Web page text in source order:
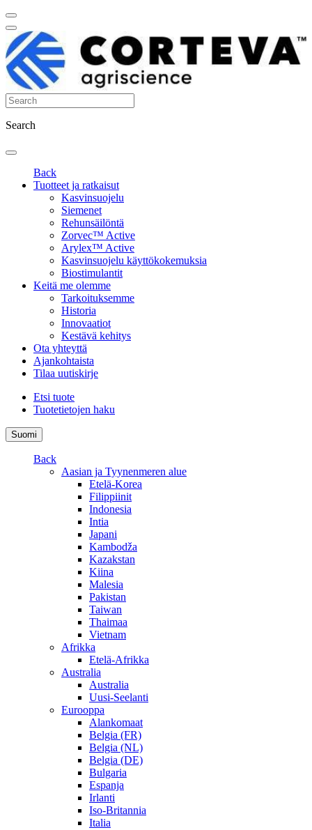
Search
Back
Tuotteet ja ratkaisut
Kasvinsuojelu
Siemenet
Rehunsäilöntä
Zorvec™ Active
Arylex™ Active
Kasvinsuojelu käyttökokemuksia
Biostimulantit
Keitä me olemme
Tarkoituksemme
Historia
Innovaatiot
Kestävä kehitys
Ota yhteyttä
Ajankohtaista
Tilaa uutiskirje
Etsi tuote
Tuotetietojen haku
Suomi
Back
Aasian ja Tyynenmeren alue
Etelä-Korea
Filippiinit
Indonesia
Intia
Japani
Kambodža
Kazakstan
Kiina
Malesia
Pakistan
Taiwan
Thaimaa
Vietnam
Afrikka
Etelä-Afrikka
Australia
Australia
Uusi-Seelanti
Eurooppa
Alankomaat
Belgia (FR)
Belgia (NL)
Belgia (DE)
Bulgaria
Espanja
Irlanti
Iso-Britannia
Italia